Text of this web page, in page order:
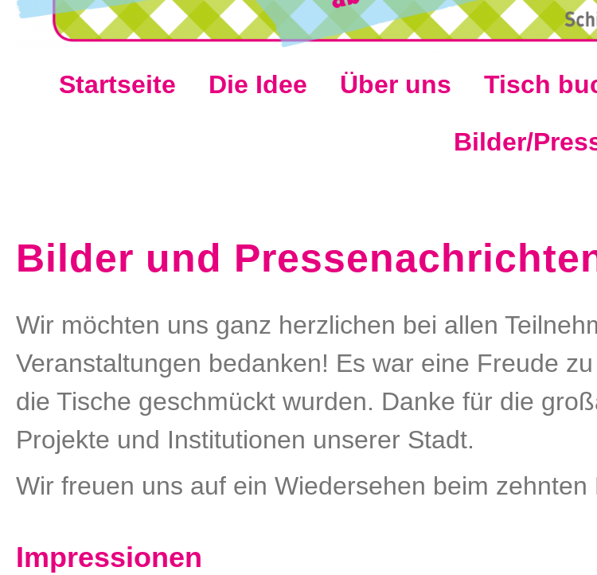
Startseite Die Idee Über uns Tisch
Bilder/
Bilder und
Wir möchten uns ganz herzlichen bei allen
Veranstaltungen bedanken! Es war eine Freude
die Tische geschmückt wurden. Danke für die
Projekte und Institutionen unserer Stadt.
Wir freuen uns auf ein Wiedersehen beim
Impressionen